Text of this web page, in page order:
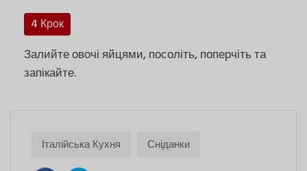
4 Крок
Залийте овочі яйцями, посоліть, поперчіть та
запікайте.
Італійська Кухня Сніданки